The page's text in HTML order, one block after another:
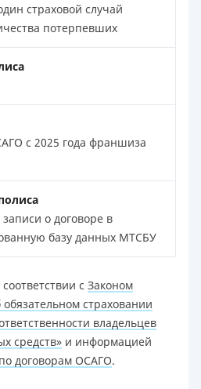
страховой случай
потерпевших
с 2025 года франшиза
о договоре в
базу данных МТСБУ
с Законом
страховании
владельцев
средств» и информацией
договорам ОСАГО.